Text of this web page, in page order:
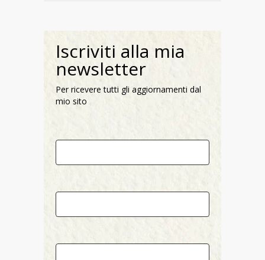
Iscriviti alla mia
newsletter
Per ricevere tutti gli aggiornamenti dal
mio sito